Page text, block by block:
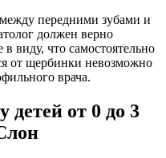
передними зубами и
должен верно
виду, что самостоятельно
от щербинки невозможно
врача.
детей от 0 до 3